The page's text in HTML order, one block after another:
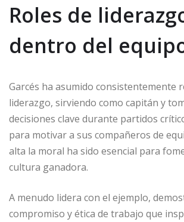
Roles de
dentro del
Garcés ha asumido consistentemente
liderazgo, sirviendo como capitán y
decisiones clave durante partidos
para motivar a sus compañeros de
alta la moral ha sido esencial para
cultura ganadora.
A menudo lidera con el ejemplo,
compromiso y ética de trabajo que